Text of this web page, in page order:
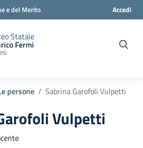
e del Merito Accedi
Statale
Fermi
persone Sabrina Garofoli Vulpetti
Vulpetti